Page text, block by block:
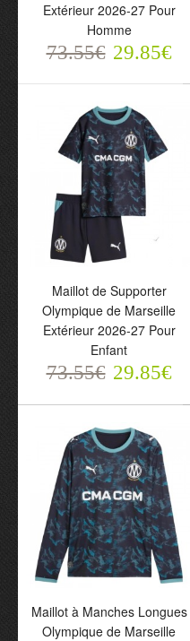
Maillot de Supporter
Homme
73.55€ 29.85€
Maillot de Supporter
Olympique de Marseille
Extérieur 2026-27 Pour
Enfant
73.55€ 29.85€
Extérieur 2026-27 Pour
Homme
73.55€ 29.85€
Maillot de Supporter
Olympique de Marseille
Extérieur 2026-27 Pour
Enfant
73.55€ 29.85€
Maillot à Manches Longues
Olympique de Marseille